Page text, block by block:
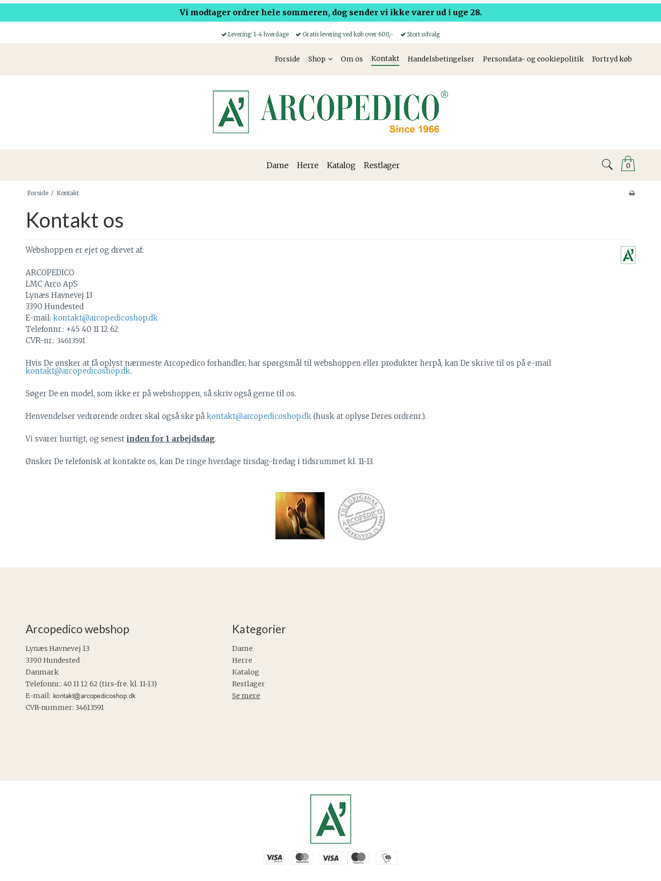
Vi modtager ordrer hele sommeren, dog sender vi ikke varer ud i uge 28.
Levering: 1-4 hverdage Gratis levering ved køb over 600,- Stort udvalg
Forside Shop Om os Kontakt Handelsbetingelser Persondata- og cookiepolitik Fortryd køb
0
Dame Herre Katalog Restlager
Forside / Kontakt
Kontakt os
Webshoppen er ejet og drevet af:
ARCOPEDICO
LMC Arco ApS
Lynæs Havnevej 13
3390 Hundested
E-mail: kontakt@arcopedicoshop.dk
Telefonnr.: +45 40 11 12 62
CVR-nr.: 34613591
Hvis De ønsker at få oplyst nærmeste Arcopedico forhandler, har spørgsmål til webshoppen eller produkter herpå, kan De skrive til os på e-mail
kontakt@arcopedicoshop.dk.
Søger De en model, som ikke er på webshoppen, så skriv også gerne til os.
Henvendelser vedrørende ordrer skal også ske på kontakt@arcopedicoshop.dk (husk at oplyse Deres ordrenr.).
Vi svarer hurtigt, og senest inden for 1 arbejdsdag.
Ønsker De telefonisk at kontakte os, kan De ringe hverdage tirsdag-fredag i tidsrummet kl. 11-13.
Arcopedico webshop
Lynæs Havnevej 13
3390 Hundested
Danmark
Telefonnr.: 40 11 12 62 (tirs-fre. kl. 11-13)
E-mail:
CVR-nummer: 34613591
Kategorier
Dame
Herre
Katalog
Restlager
Se mere